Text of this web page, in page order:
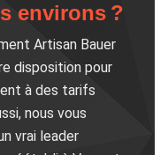
environs ?
Artisan Bauer
disposition pour
à des tarifs
nous vous
vrai leader